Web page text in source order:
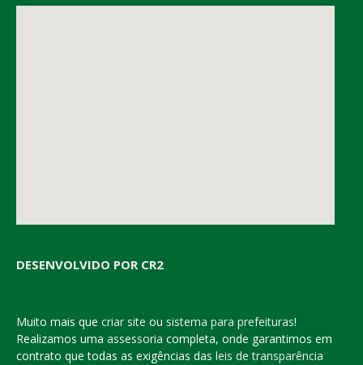
DESENVOLVIDO POR CR2
Muito mais que criar site ou sistema para prefeituras!
Realizamos uma assessoria completa, onde garantimos em
contrato que todas as exigências das leis de transparência